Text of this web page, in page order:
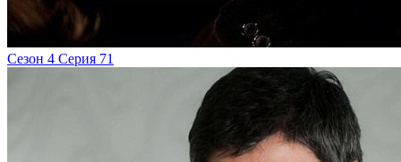
Сезон 4 Серия 71